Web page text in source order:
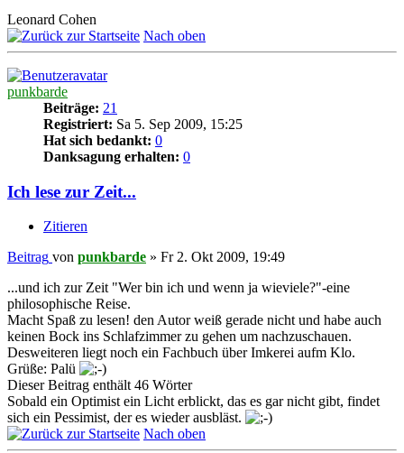
Leonard Cohen
Nach oben
punkbarde
Beiträge: 21
Registriert: Sa 5. Sep 2009, 15:25
Hat sich bedankt: 0
Danksagung erhalten: 0
Ich lese zur Zeit...
Zitieren
Beitrag von punkbarde » Fr 2. Okt 2009, 19:49
...und ich zur Zeit "Wer bin ich und wenn ja wieviele?"-eine
philosophische Reise.
Macht Spaß zu lesen! den Autor weiß gerade nicht und habe auch
keinen Bock ins Schlafzimmer zu gehen um nachzuschauen.
Desweiteren liegt noch ein Fachbuch über Imkerei aufm Klo.
Grüße: Palü
Dieser Beitrag enthält 46 Wörter
Sobald ein Optimist ein Licht erblickt, das es gar nicht gibt, findet
sich ein Pessimist, der es wieder ausbläst.
Nach oben